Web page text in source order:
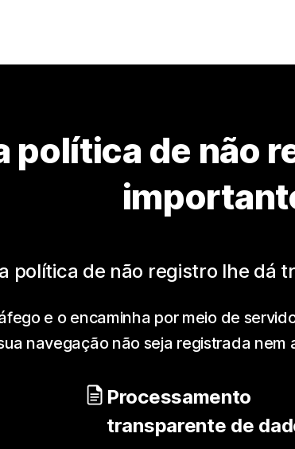
política de não
política de não registro lhe dá
e o encaminha por meio de
navegação não seja registrada nem
Processamento
transparente de